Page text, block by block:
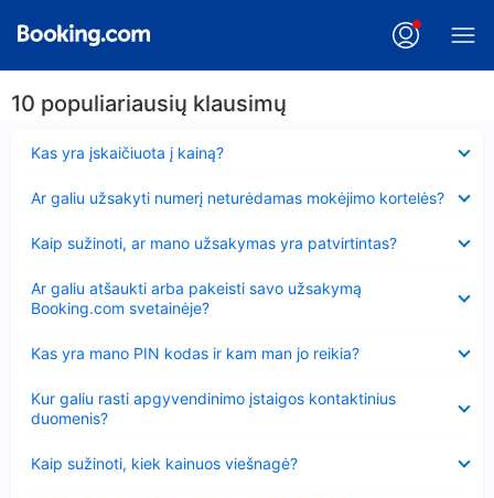
10 populiariausių klausimų
Kas yra įskaičiuota į kainą?
Ar galiu užsakyti numerį neturėdamas mokėjimo kortelės?
Kaip sužinoti, ar mano užsakymas yra patvirtintas?
Ar galiu atšaukti arba pakeisti savo užsakymą
Booking.com svetainėje?
Kas yra mano PIN kodas ir kam man jo reikia?
Kur galiu rasti apgyvendinimo įstaigos kontaktinius
duomenis?
Kaip sužinoti, kiek kainuos viešnagė?